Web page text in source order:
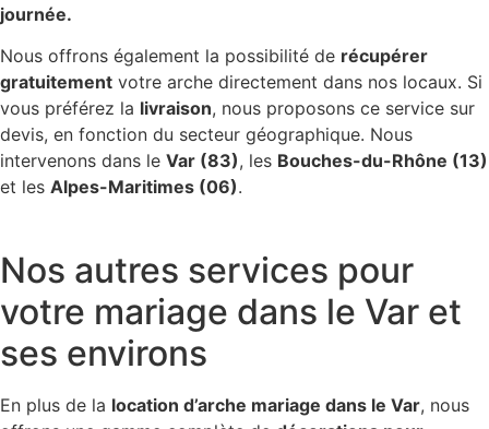
journée.
Nous offrons également la possibilité de récupérer
gratuitement votre arche directement dans nos locaux. Si
vous préférez la livraison, nous proposons ce service sur
devis, en fonction du secteur géographique. Nous
intervenons dans le Var (83), les Bouches-du-Rhône (13)
et les Alpes-Maritimes (06).
Nos autres services pour
votre mariage dans le Var et
ses environs
En plus de la location d’arche mariage dans le Var, nous